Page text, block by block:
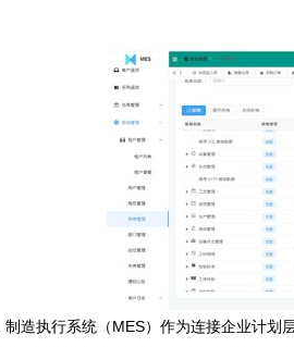
造执行系统（MES）作为连接企业计